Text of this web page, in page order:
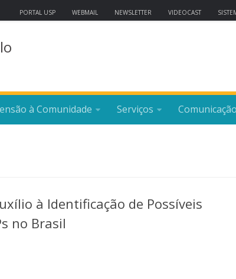
PORTAL USP WEBMAIL NEWSLETTER VIDEOCAST
à Comunidade Serviços Comunicação
à Identificação de Possíveis
no Brasil